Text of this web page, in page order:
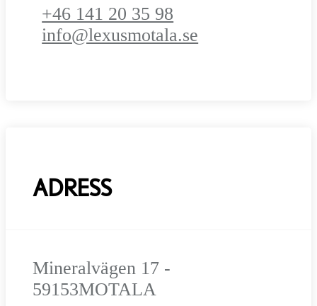
+46 141 20 35 98
info@lexusmotala.se
ADRESS
Mineralvägen 17 -
59153MOTALA